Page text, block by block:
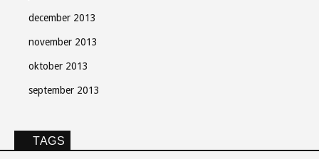
december 2013
november 2013
oktober 2013
september 2013
TAGS